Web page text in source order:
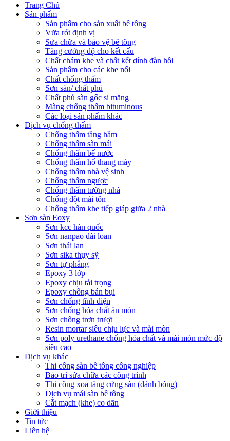
Trang Chủ
Sản phẩm
Sản phẩm cho sản xuất bê tông
Vữa rót định vị
Sửa chữa và bảo vệ bê tông
Tăng cường độ cho kết cấu
Chất chám khe và chất kết dính đàn hồi
Sản phẩm cho các khe nối
Chất chống thấm
Sơn sàn/ chất phủ
Chất phủ sàn gốc si măng
Màng chống thấm bituminous
Các loại sản phẩm khác
Dịch vụ chống thấm
Chống thấm tầng hầm
Chống thấm sàn mái
Chống thấm bể nước
Chống thấm hố thang máy
Chống thấm nhà vệ sinh
Chống thấm ngược
Chống thấm tường nhà
Chống dột mái tôn
Chống thấm khe tiếp giáp giữa 2 nhà
Sơn sàn Eoxy
Sơn kcc hàn quốc
Sơn nanpao đài loan
Sơn thái lan
Sơn sika thụy sỹ
Sơn tự phẳng
Epoxy 3 lớp
Epoxy chịu tải trọng
Epoxy chống bán bụi
Sơn chống tĩnh điện
Sơn chống hóa chất ăn mòn
Sơn chống trơn trượt
Resin mortar siêu chịu lực và mài mòn
Sơn poly urethane chống hóa chất và mài mòn mức độ
siêu cao
Dịch vụ khác
Thi công sàn bê tông công nghiệp
Bảo trì sửa chữa các công trình
Thi công xoa tăng cứng sàn (đánh bóng)
Dịch vụ mái sàn bê tông
Cắt mạch (khe) co dãn
Giới thiệu
Tin tức
Liên hệ